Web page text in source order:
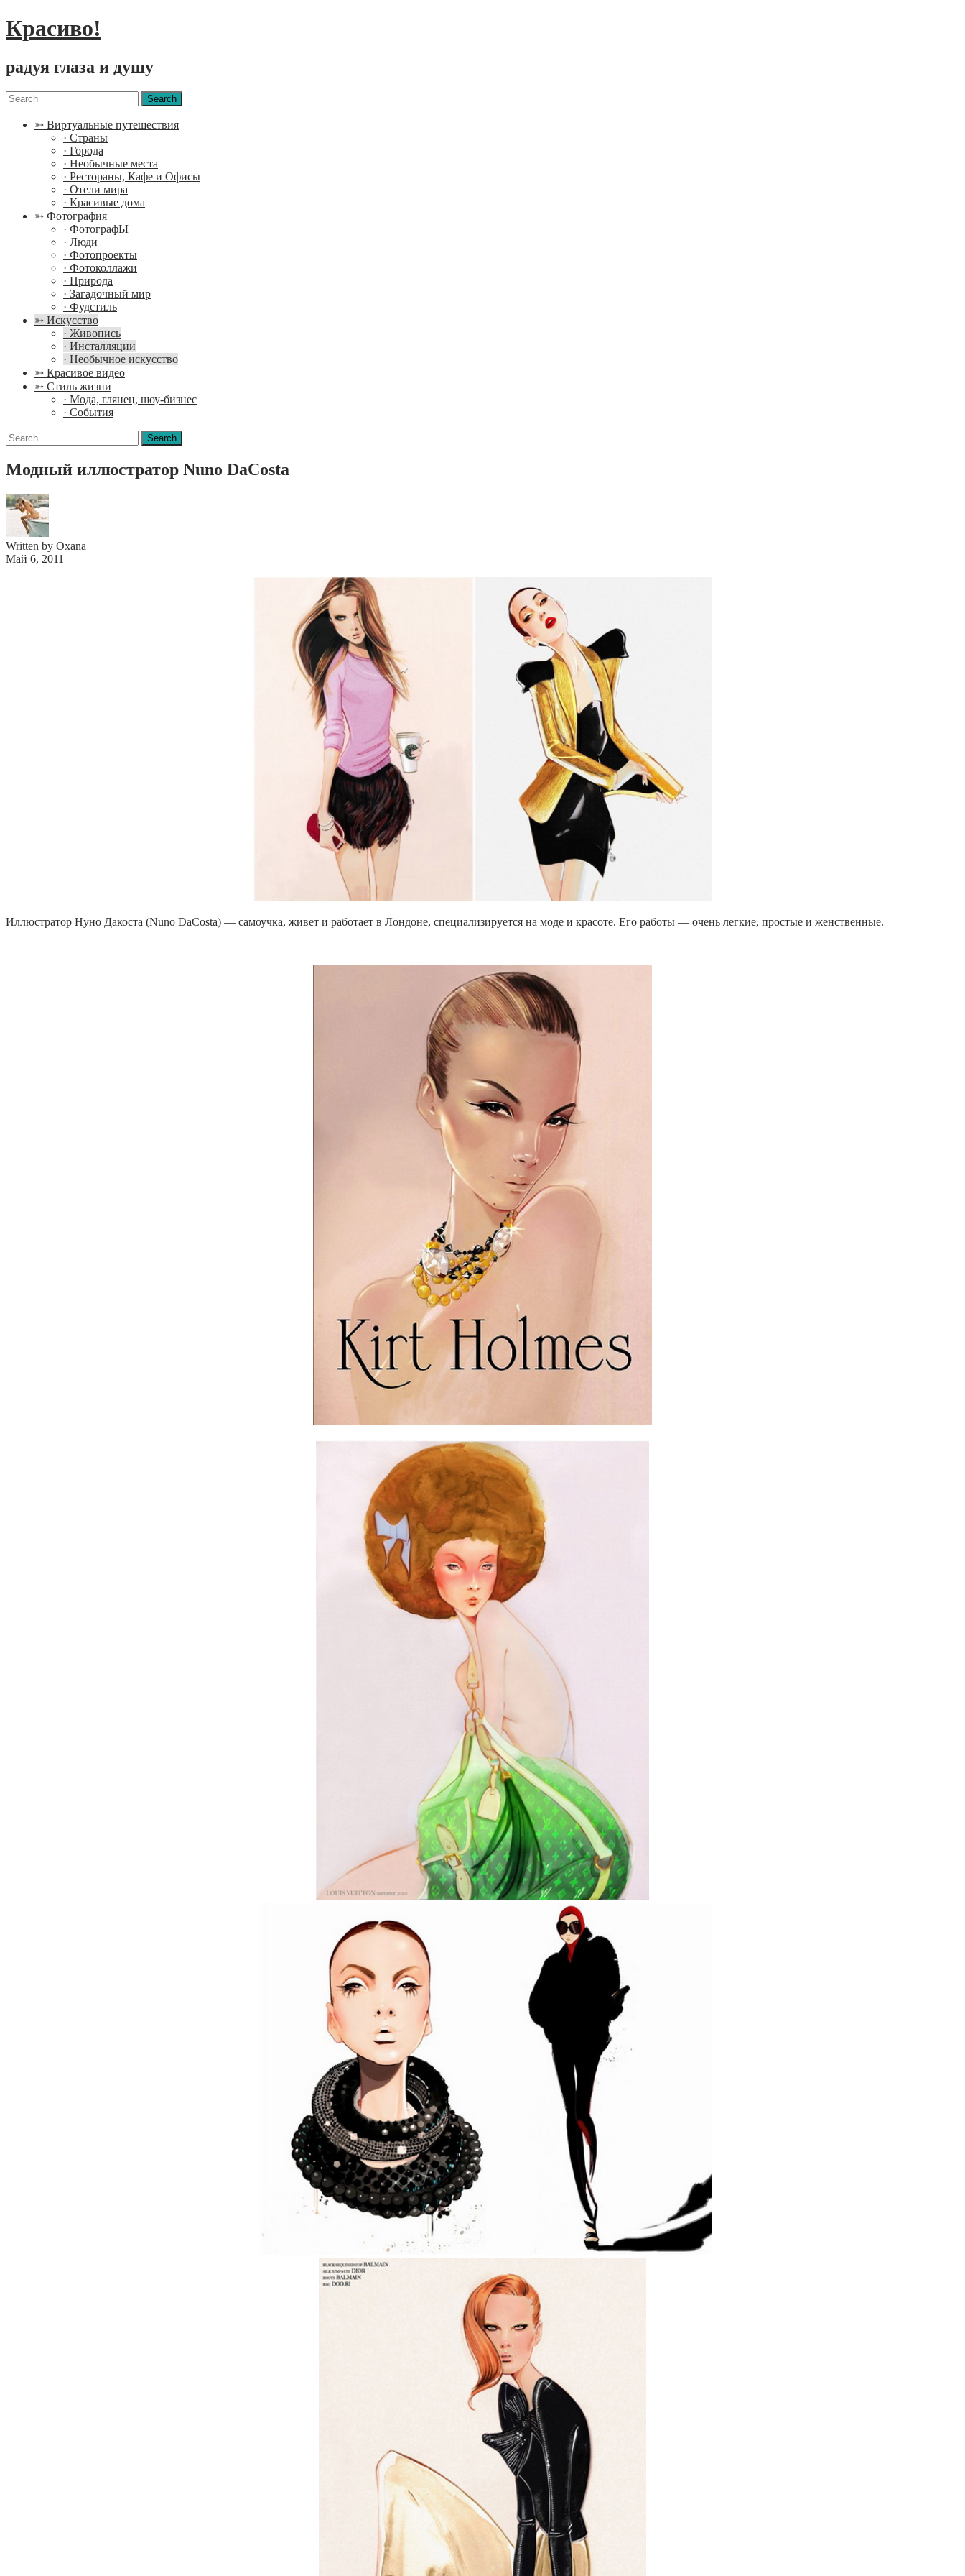
Красиво!
радуя глаза и душу
Menu
Search
for:
➳ Виртуальные путешествия
· Страны
· Города
· Необычные места
· Рестораны, Кафе и Офисы
· Отели мира
· Красивые дома
➳ Фотография
· ФотографЫ
· Люди
· Фотопроекты
· Фотоколлажи
· Природа
· Загадочный мир
· Фудстиль
➳ Искусство
· Живопись
· Инсталляции
· Необычное искусство
➳ Красивое видео
➳ Стиль жизни
· Мода, глянец, шоу-бизнес
· События
Search
for:
Модный иллюстратор Nuno DaCosta
Written by Oxana
Май 6, 2011
Иллюстратор Нуно Дакоста (Nuno DaCosta) — самоучка, живет и работает в Лондоне, специализируется на моде и красоте. Его работы — очень легкие, простые и женственные.